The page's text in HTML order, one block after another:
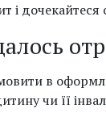
і
в
чи її